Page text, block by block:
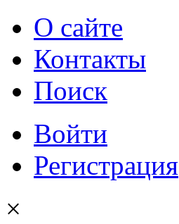
О сайте
Контакты
Поиск
Войти
Регистрация
×